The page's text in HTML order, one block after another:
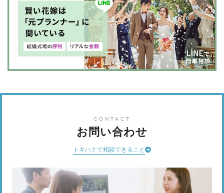
CONTACT
お問い合わせ
トキハナで相談できること